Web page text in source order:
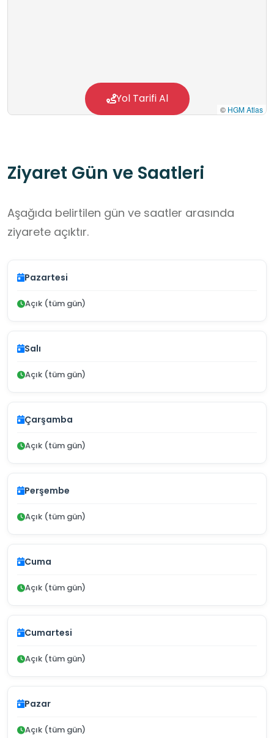
© HGM Atlas
Yol Tarifi Al
Ziyaret Gün ve Saatleri
Aşağıda belirtilen gün ve saatler arasında
ziyarete açıktır.
Pazartesi
Açık (tüm gün)
Salı
Açık (tüm gün)
Çarşamba
Açık (tüm gün)
Perşembe
Açık (tüm gün)
Cuma
Açık (tüm gün)
Cumartesi
Açık (tüm gün)
Pazar
Açık (tüm gün)